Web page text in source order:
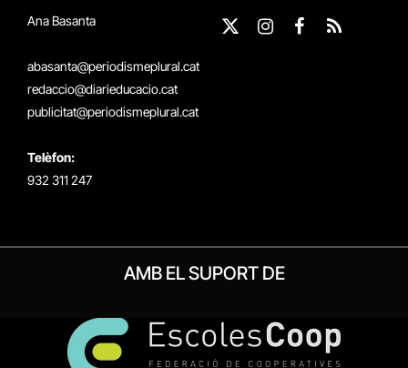
Ana Basanta
abasanta@periodismeplural.cat
redaccio@diarieducacio.cat
publicitat@periodismeplural.cat
Telèfon:
932 311 247
X
Instagram
Facebook
RSS
AMB EL SUPORT DE